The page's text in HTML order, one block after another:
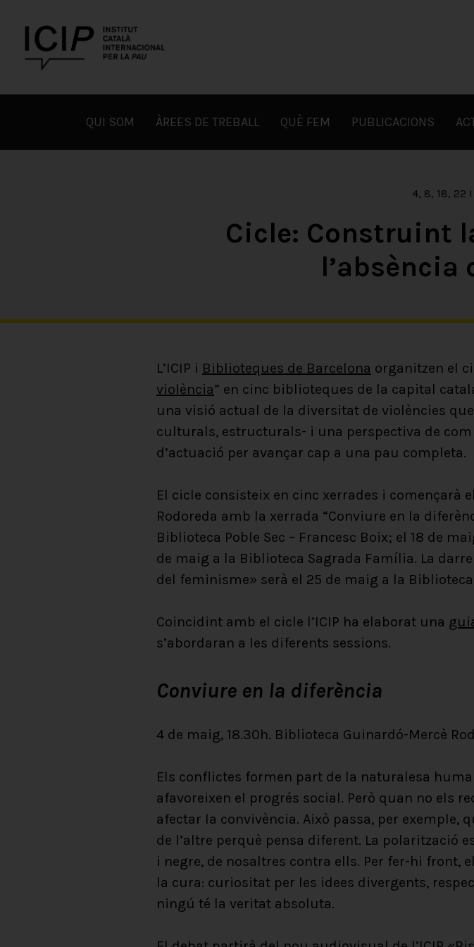
content
ICIP
QUI SOM ÀREES DE TREBALL QUÈ FEM PUBLICACIONS
4, 8, 18, 22
Cicle: Construint
l’absència
L’ICIP i Biblioteques de Barcelona organitzen el
violència” en cinc biblioteques de la capital
una visió actual de la diversitat de violències
culturals, estructurals- i una perspectiva de
d’actuació per avançar cap a una pau completa.
El cicle consisteix en cinc xerrades i començarà
Rodoreda amb la xerrada “Conviure en la
Biblioteca Poble Sec – Francesc Boix; el 18 de
de maig a la Biblioteca Sagrada Família. La
del feminisme» serà el 25 de maig a la
Coincidint amb el cicle l’ICIP ha elaborat una
s’abordaran a les diferents sessions.
Conviure en la diferència
4 de maig, 18.30h. Biblioteca Guinardó-Mercè
Els conflictes formen part de la naturalesa
afavoreixen el progrés social. Però quan no els
afectar la convivència. Això passa, per
de l’altre perquè pensa diferent. La polarització
i negre, de nosaltres contra ells. Per fer-hi front,
la cura: curiositat per les idees divergents,
ningú té la veritat absoluta.